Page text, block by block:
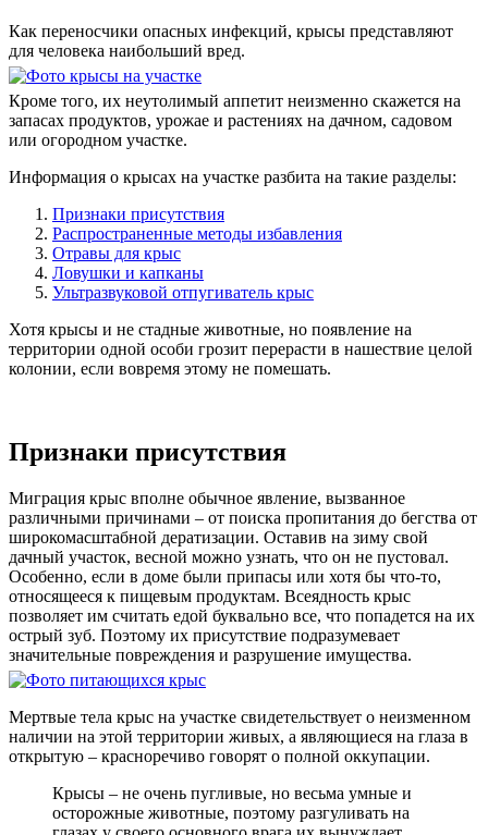
Как переносчики опасных инфекций, крысы представляют
для человека наибольший вред.
Кроме того, их неутолимый аппетит неизменно скажется на
запасах продуктов, урожае и растениях на дачном, садовом
или огородном участке.
Информация о крысах на участке разбита на такие разделы:
Признаки присутствия
Распространенные методы избавления
Отравы для крыс
Ловушки и капканы
Ультразвуковой отпугиватель крыс
Хотя крысы и не стадные животные, но появление на
территории одной особи грозит перерасти в нашествие целой
колонии, если вовремя этому не помешать.
Признаки присутствия
Миграция крыс вполне обычное явление, вызванное
различными причинами – от поиска пропитания до бегства от
широкомасштабной дератизации. Оставив на зиму свой
дачный участок, весной можно узнать, что он не пустовал.
Особенно, если в доме были припасы или хотя бы что-то,
относящееся к пищевым продуктам. Всеядность крыс
позволяет им считать едой буквально все, что попадется на их
острый зуб. Поэтому их присутствие подразумевает
значительные повреждения и разрушение имущества.
Мертвые тела крыс на участке свидетельствует о неизменном
наличии на этой территории живых, а являющиеся на глаза в
открытую – красноречиво говорят о полной оккупации.
Крысы – не очень пугливые, но весьма умные и
осторожные животные, поэтому разгуливать на